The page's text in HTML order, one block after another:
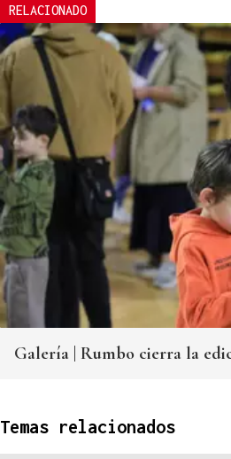
RELACIONADO
Galería | Rumbo cierra la
Temas relacionados